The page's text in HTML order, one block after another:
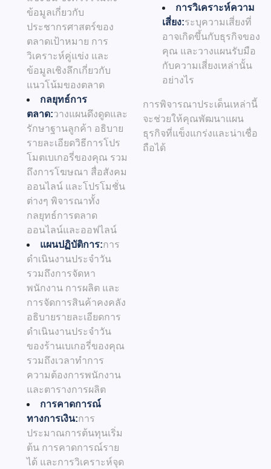
ข้อมูลเกี่ยวกับ
ประชากรศาสตร์ของ
ตลาดเป้าหมาย การ
วิเคราะห์คู่แข่ง และ
ข้อมูลเชิงลึกเกี่ยวกับ
แนวโน้มของตลาด
กลยุทธ์การ
ตลาด:วางแผนดึงดูดและ
รักษาฐานลูกค้า อธิบาย
รายละเอียดวิธีการโปร
โมตเบเกอรี่ของคุณ รวม
ถึงการโฆษณา สื่อสังคม
ออนไลน์ และโปรโมชั่น
ต่างๆ พิจารณาทั้ง
กลยุทธ์การตลาด
ออนไลน์และออฟไลน์
แผนปฏิบัติการ:การ
ดำเนินงานประจำวัน
รวมถึงการจัดหา
พนักงาน การผลิต และ
การจัดการสินค้าคงคลัง
อธิบายรายละเอียดการ
ดำเนินงานประจำวัน
ของร้านเบเกอรี่ของคุณ
รวมถึงเวลาทำการ
ความต้องการพนักงาน
และตารางการผลิต
การคาดการณ์
ทางการเงิน:การ
ประมาณการต้นทุนเริ่ม
ต้น การคาดการณ์ราย
ได้ และการวิเคราะห์จุด
การวิเคราะห์ความ
เสี่ยง:ระบุความเสี่ยงที่
อาจเกิดขึ้นกับธุรกิจของ
คุณ และวางแผนรับมือ
กับความเสี่ยงเหล่านั้น
อย่างไร
การพิจารณาประเด็นเหล่านี้
จะช่วยให้คุณพัฒนาแผน
ธุรกิจที่แข็งแกร่งและน่าเชื่อ
ถือได้